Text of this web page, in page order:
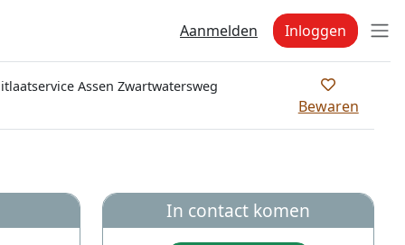
Aanmelden Inloggen
Assen Zwartwatersweg
Bewaren
In contact komen